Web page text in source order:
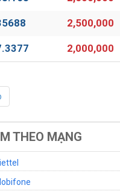
2,500,000
2,000,000
THEO MẠNG